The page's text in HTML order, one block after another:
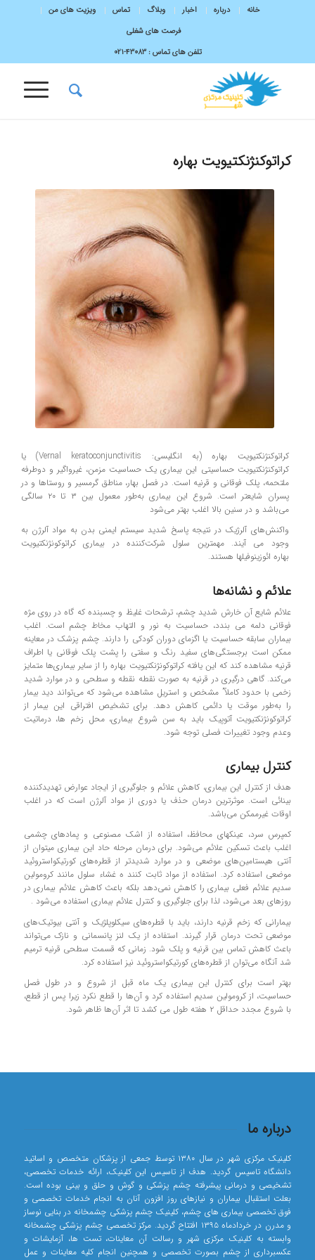
خانه درباره اخبار وبلاگ تماس
ویزیت های من
فرصت های شغلی
تلفن های تماس :43083-۰۲۱
کراتوکنژنکتیویت بهاره
کراتوکنژنکتیویت بهاره (به انگلیسی: Vernal keratoconjunctivitis) یا
کراتوکنژنکتیویت حساسیتی این بیماری یک حساسیت مزمن، غیرواگیر و دوطرفه
ملتحمه، پلک فوقانی و قرنیه است. در فصل بهار، مناطق گرمسیر و روستاها و در
پسران شایعتر است. شروع این بیماری به‌طور معمول بین ۳ تا ۲۰ سالگی
می‌باشد و در سنین بالا اغلب بهتر می‌شود
واکنش‌های آلرژیک در نتیجه پاسخ شدید سیستم ایمنی بدن به مواد آلرژن به
وجود می آیند. مهمترین سلول شرکت‌کننده در بیماری کراتوکونژنکتیویت
بهاره ائوزینوفیلها هستند.
علائم و نشانه‌ها
علائم شایع آن خارش شدید چشم، ترشحات غلیظ و چسبنده که گاه در روی مژه
فوقانی دلمه می بندد، حساسیت به نور و التهاب مخاط چشم است. اغلب
بیماران سابقه حساسیت یا اگزمای دوران کودکی را دارند. چشم پزشک در معاینه
ممکن است برجستگی‌های سفید رنگ و سفتی را پشت پلک فوقانی یا اطراف
قرنیه مشاهده کند که این یافته کراتوکونژنکتیویت بهاره را از سایر بیماری‌ها متمایز
می‌کند. گاهی درگیری در قرنیه به صورت نقطه نقطه و سطحی و در موارد شدید
زخمی با حدود کاملاً” مشخص و استریل مشاهده می‌شود که می‌تواند دید بیمار
را به‌طور موقت یا دائمی کاهش دهد. برای تشخیص افتراقی این بیمار از
کراتوکونژنکتیویت آتوپیک باید به سن شروع بیماری، محل زخم ها، درماتیت
وعدم وجود تغییرات فصلی توجه شود.
کنترل بیماری
هدف از کنترل این بیماری، کاهش علائم و جلوگیری از ایجاد عوارض تهدیدکننده
بینائی است. موثرترین درمان حذف یا دوری از مواد آلرژن است که در اغلب
اوقات غیرممکن می‌باشد.
کمپرس سرد، عینکهای محافظ، استفاده از اشک مصنوعی و پماد‌های چشمی
اغلب باعث تسکین علائم می‌شود. برای درمان مرحله حاد این بیماری میتوان از
آنتی هیستامین‌های موضعی و در موارد شدیدتر از قطره‌های کورتیکواستروئید
موضعی استفاده کرد. استفاده از مواد ثابت کنند ه غشاء سلول مانند کرومولین
سدیم علائم فعلی بیماری را کاهش نمی‌دهد بلکه باعث کاهش علائم بیماری در
روزهای بعد می‌شود، لذا برای جلوگیری و کنترل علائم بیماری استفاده می‌شود .
بیمارانی که زخم قرنیه دارند، باید با قطره‌های سیکلوپلژیک و آنتی بیوتیک‌های
موضعی تحت درمان قرار گیرند. استفاده از یک لنز پانسمانی و نازک می‌تواند
باعث کاهش تماس بین قرنیه و پلک شود. زمانی که قسمت سطحی قرنیه ترمیم
شد آنگاه می‌توان از قطره‌های کورتیکواستروئید نیز استفاده کرد.
بهتر است برای کنترل این بیماری یک ماه قبل از شروع و در طول فصل
حساسیت، از کرومولین سدیم استفاده کرد و آن‌ها را قطع نکرد زیرا پس از قطع،
با شروع مجدد حداقل ۲ هفته طول می کشد تا اثر آن‌ها ظاهر شود.
درباره ما
کلینیک مرکزی شهر در سال ۱۳۸۰ توسط جمعی از پزشکان متخصص و اساتید
دانشگاه تاسیس گردید. هدف از تاسیس این کلینیک، ارائه خدمات تخصصی،
تشخیصی و درمانی پیشرفته چشم پزشکی و گوش و حلق و بینی بوده است.
بعلت استقبال بیماران و نیازهای روز افزون آنان به انجام خدمات تخصصی و
فوق تخصصی بیماری های چشم، کلینیک چشم پزشکی چشمخانه در بنایی نوساز
و مدرن در خردادماه ۱۳۹۵ افتتاح گردید. مرکز تخصصی چشم پزشکی چشمخانه
وابسته به کلینیک مرکزی شهر و رسالت آن معاینات، تست ها، آزمایشات و
عکسبرداری از چشم بصورت تخصصی و همچنین انجام کلیه معاینات و عمل